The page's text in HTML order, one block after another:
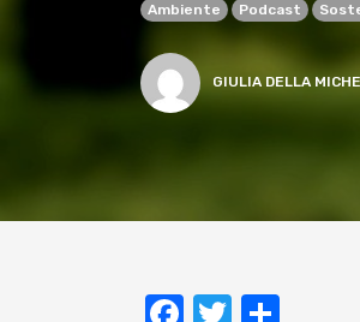
Ambiente Podcast
GIULIA DELLA